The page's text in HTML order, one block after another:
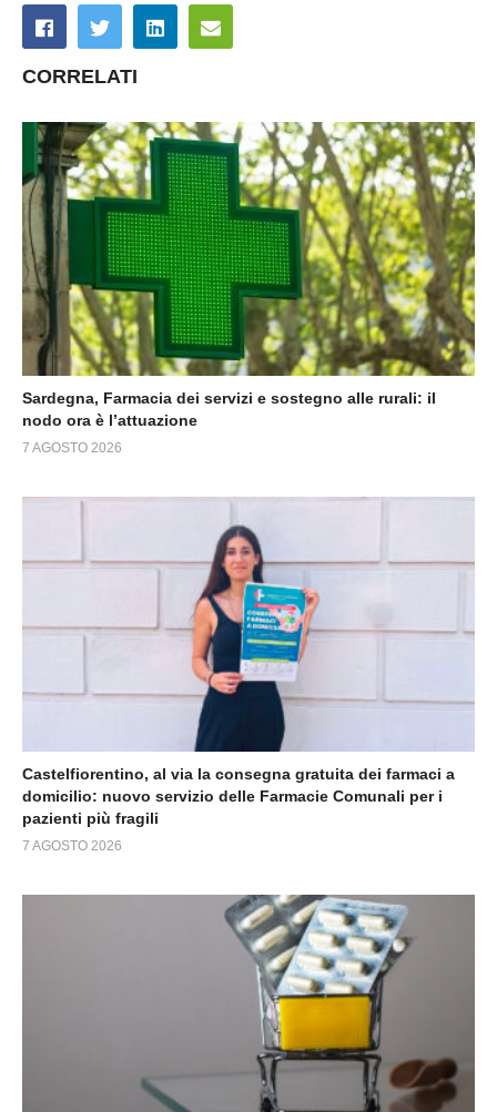
CORRELATI
Sardegna, Farmacia dei servizi e sostegno alle rurali: il
nodo ora è l’attuazione
7 AGOSTO 2026
Castelfiorentino, al via la consegna gratuita dei farmaci a
domicilio: nuovo servizio delle Farmacie Comunali per i
pazienti più fragili
7 AGOSTO 2026